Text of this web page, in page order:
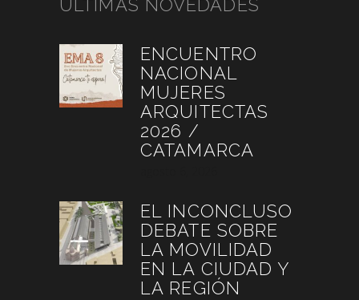
ÚLTIMAS NOVEDADES
ENCUENTRO
NACIONAL
MUJERES
ARQUITECTAS
2026 /
CATAMARCA
EL INCONCLUSO
DEBATE SOBRE
LA MOVILIDAD
EN LA CIUDAD Y
LA REGIÓN